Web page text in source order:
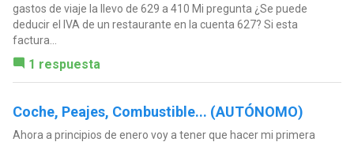
gastos de viaje la llevo de 629 a 410 Mi pregunta ¿Se puede
deducir el IVA de un restaurante en la cuenta 627? Si esta
factura...
1 respuesta
Coche, Peajes, Combustible... (AUTÓNOMO)
Ahora a principios de enero voy a tener que hacer mi primera